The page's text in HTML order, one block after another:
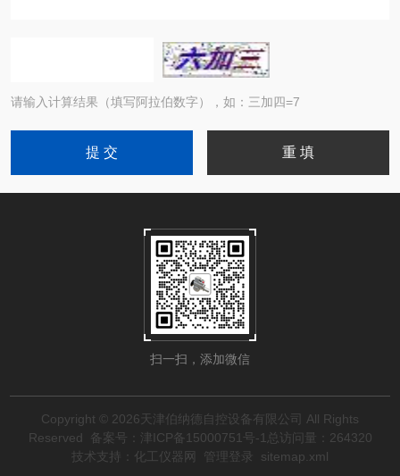
请输入计算结果（填写阿拉伯数字），如：三加四=7
扫一扫，添加微信
Copyright © 2026天津伯纳德自控设备有限公司 All Rights
Reserved
备案号：津ICP备15000751号-1 总访问量：264320
技术支持： 化工仪器网 管理登录 sitemap.xml